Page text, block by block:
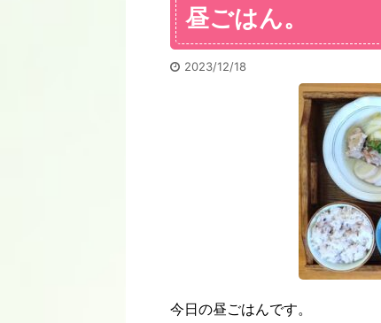
昼ごはん。
2023/12/18
今日の昼ごはんです。